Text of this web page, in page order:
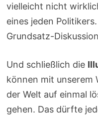
vielleicht nicht
eines jeden
Grundsatz-
Und schließlich die
können mit unserem
der Welt auf einmal
gehen. Das dürfte